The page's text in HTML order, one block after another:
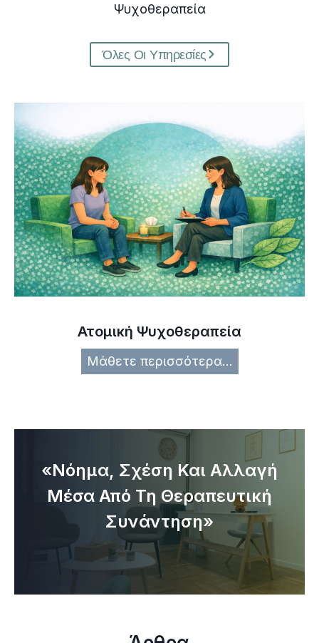
Ψυχοθεραπεία
Όλες Οι Υπηρεσίες
Ατομική Ψυχοθεραπεία
Μάθετε περισσότερα…
ή
Ψ
χ
θ
«Νόημα, Σχέση Και Αλλαγή
Μέσα Από Τη Θεραπευτική
Συνάντηση»